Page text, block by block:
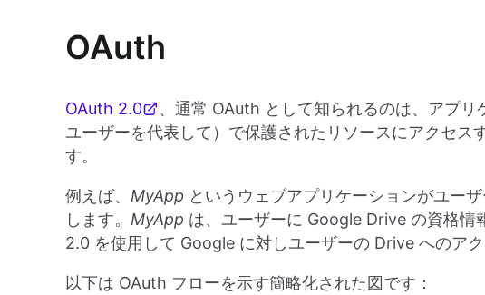
OAuth
OAuth 2.0
、通常 OAuth として知られるのは、アプ
ユーザーを代表して）で保護されたリソースにアクセス
す。
例えば、 MyApp というウェブアプリケーションがユー
します。 MyApp は、ユーザーに Google Drive の資格情
2.0 を使用して Google に対しユーザーの Drive へのア
以下は OAuth フローを示す簡略化された図です：